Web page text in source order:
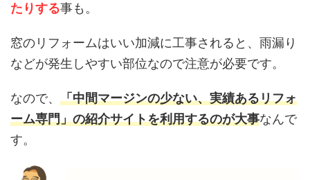
たりする事も。
窓のリフォームはいい加減に工事されると、雨漏り
などが発生しやすい部位なので注意が必要です。
なので、 「中間マージンの少ない、実績あるリフォ
ーム専門」の紹介サイトを利用するのが大事なんで
す。